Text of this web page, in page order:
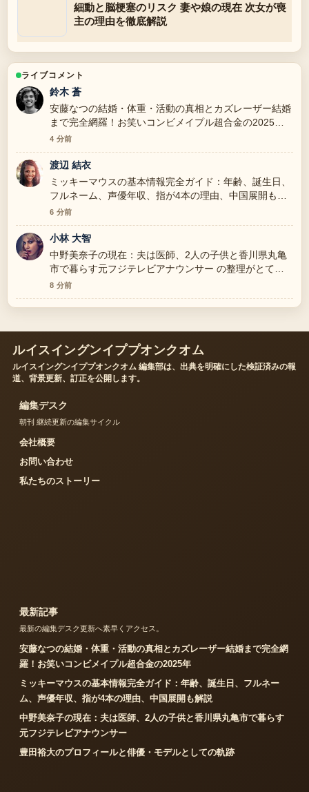
細動と脳梗塞のリスク 妻や娘の現在 次女が喪
主の理由を徹底解説
ライブコメント
鈴木 蒼
安藤なつの結婚・体重・活動の真相とカズレーザー結婚
まで完全網羅！お笑いコンビメイプル超合金の2025年
の報道は丁寧で、流れを追いやすいです。
4 分前
渡辺 結衣
ミッキーマウスの基本情報完全ガイド：年齢、誕生日、
フルネーム、声優年収、指が4本の理由、中国展開も解
説 周辺の検証がしっかりしていて安心感があります。
6 分前
小林 大智
中野美奈子の現在：夫は医師、2人の子供と香川県丸亀
市で暮らす元フジテレビアナウンサー の整理がとても
分かりやすいです。今日の中でも特に読みやすいです。
8 分前
ルイスイングンイププオンクオム
ルイスイングンイププオンクオム 編集部は、出典を明確にした検証済みの報
道、背景更新、訂正を公開します。
編集デスク
朝刊 継続更新の編集サイクル
会社概要
お問い合わせ
私たちのストーリー
最新記事
最新の編集デスク更新へ素早くアクセス。
安藤なつの結婚・体重・活動の真相とカズレーザー結婚まで完全網
羅！お笑いコンビメイプル超合金の2025年
ミッキーマウスの基本情報完全ガイド：年齢、誕生日、フルネー
ム、声優年収、指が4本の理由、中国展開も解説
中野美奈子の現在：夫は医師、2人の子供と香川県丸亀市で暮らす
元フジテレビアナウンサー
豊田裕大のプロフィールと俳優・モデルとしての軌跡